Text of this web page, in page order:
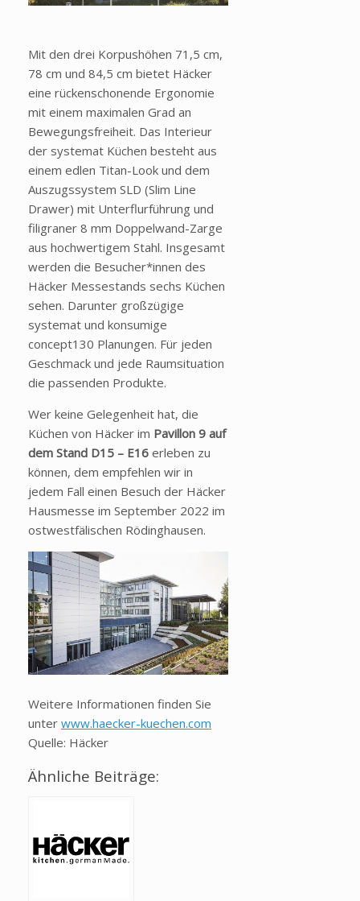
Mit den drei Korpushöhen 71,5 cm,
78 cm und 84,5 cm bietet Häcker
eine rückenschonende Ergonomie
mit einem maximalen Grad an
Bewegungsfreiheit. Das Interieur
der systemat Küchen besteht aus
einem edlen Titan-Look und dem
Auszugssystem SLD (Slim Line
Drawer) mit Unterflurführung und
filigraner 8 mm Doppelwand-Zarge
aus hochwertigem Stahl. Insgesamt
werden die Besucher*innen des
Häcker Messestands sechs Küchen
sehen. Darunter großzügige
systemat und konsumige
concept130 Planungen. Für jeden
Geschmack und jede Raumsituation
die passenden Produkte.
Wer keine Gelegenheit hat, die
Küchen von Häcker im Pavillon 9 auf
dem Stand D15 – E16 erleben zu
können, dem empfehlen wir in
jedem Fall einen Besuch der Häcker
Hausmesse im September 2022 im
ostwestfälischen Rödinghausen.
Weitere Informationen finden Sie
unter www.haecker-kuechen.com
Quelle: Häcker
Ähnliche Beiträge: